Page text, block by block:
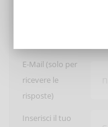
E-Mail (solo per
ricevere le
risposte)
Inserisci il tuo